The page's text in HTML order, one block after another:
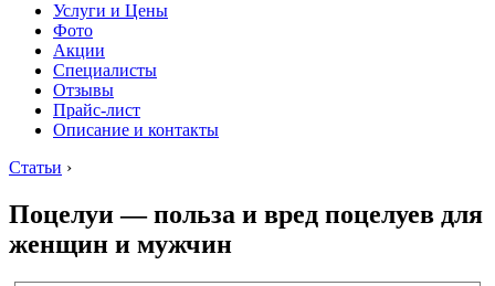
Услуги и Цены
Фото
Акции
Специалисты
Отзывы
Прайс-лист
Описание и контакты
Статьи ›
Поцелуи — польза и вред поцелуев для
женщин и мужчин